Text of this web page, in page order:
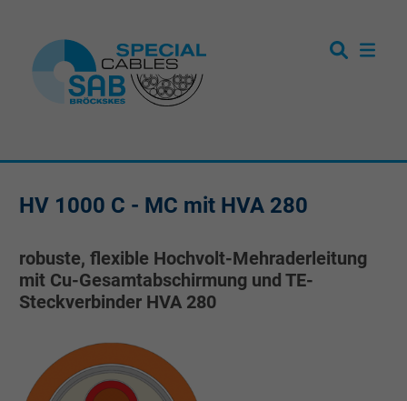
HV 1000 C - MC mit HVA 280
robuste, flexible Hochvolt-Mehraderleitung
mit Cu-Gesamtabschirmung und TE-
Steckverbinder HVA 280